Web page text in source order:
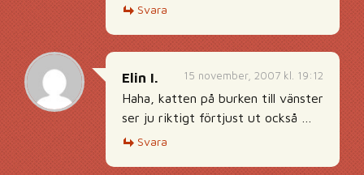
Svara
15 november, 2007 kl. 19:12
Elin I.
Haha, katten på burken till vänster
ser ju riktigt förtjust ut också …
Svara